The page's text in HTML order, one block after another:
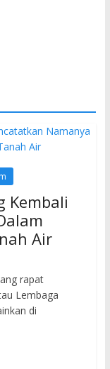
Kembali
Air
rapat
Lembaga
di